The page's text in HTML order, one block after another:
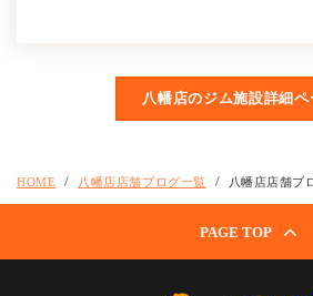
八幡店のジム施設詳細ペ
HOME 八幡店店舗ブログ一覧 八幡店店舗ブ
PAGE TOP